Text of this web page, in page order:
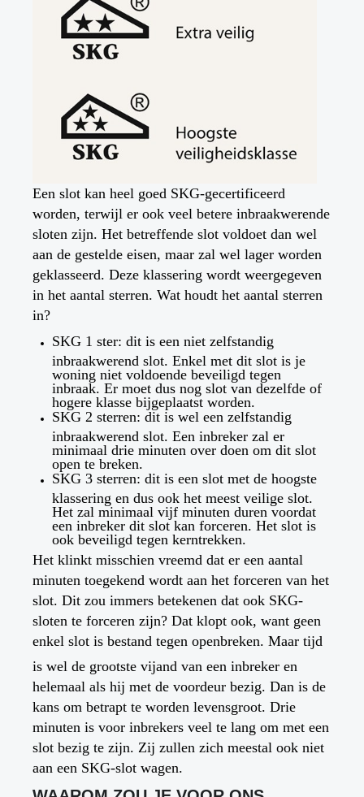
Een slot kan heel goed SKG-gecertificeerd
worden, terwijl er ook veel betere inbraakwerende
sloten zijn. Het betreffende slot voldoet dan wel
aan de gestelde eisen, maar zal wel lager worden
geklasseerd. Deze klassering wordt weergegeven
in het aantal sterren. Wat houdt het aantal sterren
in?
SKG 1 ster: dit is een niet zelfstandig
inbraakwerend slot. Enkel met dit slot is je
woning niet voldoende beveiligd tegen
inbraak. Er moet dus nog slot van dezelfde of
hogere klasse bijgeplaatst worden.
SKG 2 sterren: dit is wel een zelfstandig
inbraakwerend slot. Een inbreker zal er
minimaal drie minuten over doen om dit slot
open te breken.
SKG 3 sterren: dit is een slot met de hoogste
klassering en dus ook het meest veilige slot.
Het zal minimaal vijf minuten duren voordat
een inbreker dit slot kan forceren. Het slot is
ook beveiligd tegen kerntrekken.
Het klinkt misschien vreemd dat er een aantal
minuten toegekend wordt aan het forceren van het
slot. Dit zou immers betekenen dat ook SKG-
sloten te forceren zijn? Dat klopt ook, want geen
enkel slot is bestand tegen openbreken. Maar tijd
is wel de grootste vijand van een inbreker en
helemaal als hij met de voordeur bezig. Dan is de
kans om betrapt te worden levensgroot. Drie
minuten is voor inbrekers veel te lang om met een
slot bezig te zijn. Zij zullen zich meestal ook niet
aan een SKG-slot wagen.